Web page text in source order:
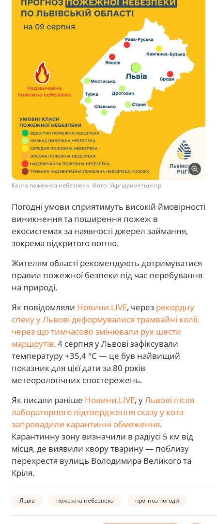
Карта пожежної небезпеки. Фото: Укргідрометцентр
Погодні умови сприятимуть високій ймовірності
виникнення та поширення пожеж в
екосистемах за наявності джерел займання,
зокрема відкритого вогню.
Жителям області рекомендують дотримуватися
правил пожежної безпеки під час перебування
на природі.
Як повідомляли Новини.LIVE, через рекордну
спеку у Львові деформувалися трамвайні колії,
через що тимчасово змінювали рух шести
маршрутів. 4 серпня у Львові зафіксували
температуру +35,4 °C — це був найвищий
показник для цієї дати за 80 років
метеорологічних спостережень.
Як писали раніше Новини.LIVE, уЛьвові після
лабораторного підтвердження сказу у кота
запровадили карантинні обмеження.
Карантинну зону визначили в радіусі 5 км від
місця, де виявили хвору тварину — поблизу
перехрестя вулиць Володимира Великого та
Кріля.
Львів пожежна небезпека прогноз погоди